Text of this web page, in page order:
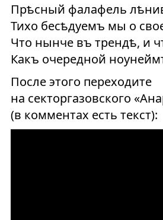
Прѣсный фалафель
Тихо бесѣдуемъ мы о
Что нынче въ трендѣ, и
Какъ очередной
После этого переходите
на секторгазовского
(в комментах есть текст):